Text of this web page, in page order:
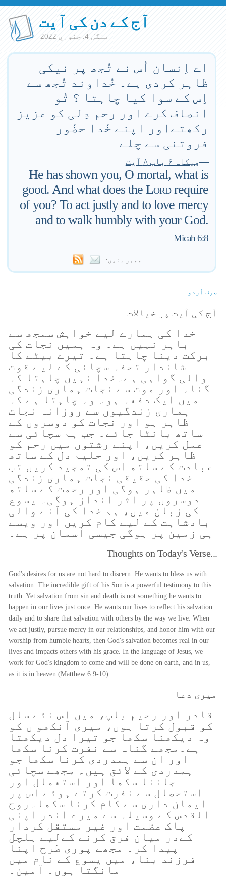
آج کے دن کی آیت
منگل 4. جنوري 2022
اے اِنسان اُس نے تُجھ پر نیکی
ظاہر کردی ہے۔ خُداوند تُجھ سے
اِس کے سوا کیا چاہتا ؟ تُو
انصاف کرے اور رحم دِلی کو عزیز
رکھتےاور اپنے خُدا حضُور
فروتنی سے چلے
—مِیکاہ ۶ باب ۸ آیت
He has shown you, O mortal, what is
good. And what does the Lordrequire
of you? To act justly and to love mercy
and to walk humbly with your God.
—Micah 6:8
ممبر بنیں:
صرف اُردو
آج کی آیت پر خیالات
خدا کی ہمارے لیے خواہش سمجھ سے
باہر نہیں ہے۔ وہ ہمیں نجات کی
برکت دینا چاہتا ہے۔ تیرے بیٹے کا
شاندار تحفہ سچائی کے لیے قوت
والی گواہی ہے۔خدا نہیں چاہتا کہ
گناہ اور موت سے نجات ہماری زندگی
میں ایک دفعہ ہو۔ وہ چاہتا ہے کہ
ہماری زندگیوں سے روزانہ نجات
ظاہر ہو اور نجات کو دوسروں کے
ساتھ بانٹا جائے۔ جب ہم سچائی سے
عمل کریں، اپنے رشتوں میں رحم کو
ظاہر کریں، اور حلیم دل کے ساتھ
عبادت کے ساتھ اس کی تمجید کریں تب
خدا کی حقیقی نجات ہماری زندگی
میں ظاہر ہوگی اور رحمت کے ساتھ
دوسروں پر اثر انداز ہوگی۔ یسوع
کی زبان میں، ہم خدا کی آنے والی
بادشاہت کے لیے کام کریں اور ویسے
ہی زمین پر ہوگی جیسی آسمان پر ہے۔
Thoughts on Today's Verse...
God's desires for us are not hard to discern. He wants to bless us with
salvation. The incredible gift of his Son is a powerful testimony to this
truth. Yet salvation from sin and death is not something he wants to
happen in our lives just once. He wants our lives to reflect his salvation
daily and to share that salvation with others by the way we live. When
we act justly, pursue mercy in our relationships, and honor him with our
worship from humble hearts, then God's salvation becomes real in our
lives and impacts others with his grace. In the language of Jesus, we
work for God's kingdom to come and will be done on earth, and in us,
as it is in heaven (Matthew 6:9-10).
میری دعا
قادر اور رحیم باپ، میں اس نئے سال
کو قبول کرتا ہوں، میری آنکھو ں کو
وہ دیکھنا سکھا جو تیرا دل دیکھتا
ہے۔مجھے گناہ سے نفرت کرنا سکھا
اور ان سے ہمدردی کرنا سکھا جو
ہمدردی کے لائق ہیں۔ مجھے سچائی
جاننا سکھا اور استعمال اور
استحصال سے نفرت کرتے ہوئے اس پر
ایمان داری سے کام کرنا سکھا۔روح
القدس کے وسیلہ سے میرے اندر اپنی
پاک عظمت اور غیر مستقل کردار
کےدر میان فرق کرنے کےلیے ہلچل
پیدا کر۔ مجھے پوری طرح اپنا
فرزند بنا، میں یسوع کے نام میں
مانگتا ہوں۔ آمین۔